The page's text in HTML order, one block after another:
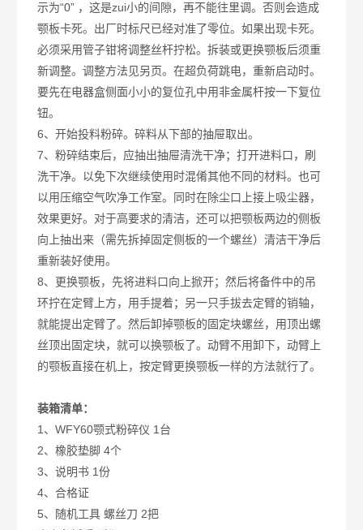
示为“0” ，这是zui小的间隙，再不能往里调。否则会造成
颚板卡死。出厂时标尺已经对准了零位。如果出现卡死。
必须采用管子钳将调整丝杆拧松。拆装或更换颚板后须重
新调整。调整方法见另页。在超负荷跳电，重新启动时。
要先在电器盒侧面小小的复位孔中用非金属杆按一下复位
钮。
6、开始投料粉碎。碎料从下部的抽屉取出。
7、粉碎结束后，应抽出抽屉清洗干净；打开进料口，刷
洗干净。以免下次继续使用时混倄其他不同的材料。也可
以用压缩空气吹净工作室。同时在除尘口上接上吸尘器，
效果更好。对于高要求的清洁，还可以把颚板两边的侧板
向上抽出来（需先拆掉固定侧板的一个螺丝）清洁干净后
重新装好使用。
8、更换颚板，先将进料口向上掀开；然后将备件中的吊
环拧在定臂上方，用手提着；另一只手拔去定臂的销轴，
就能提出定臂了。然后卸掉颚板的固定块螺丝，用顶出螺
丝顶出固定块，就可以换颚板了。动臂不用卸下，动臂上
的颚板直接在机上，按定臂更换颚板一样的方法就行了。
装箱清单：
1、WFY60颚式粉碎仪 1台
2、橡胶垫脚 4个
3、说明书 1份
4、合格证
5、随机工具 螺丝刀 2把